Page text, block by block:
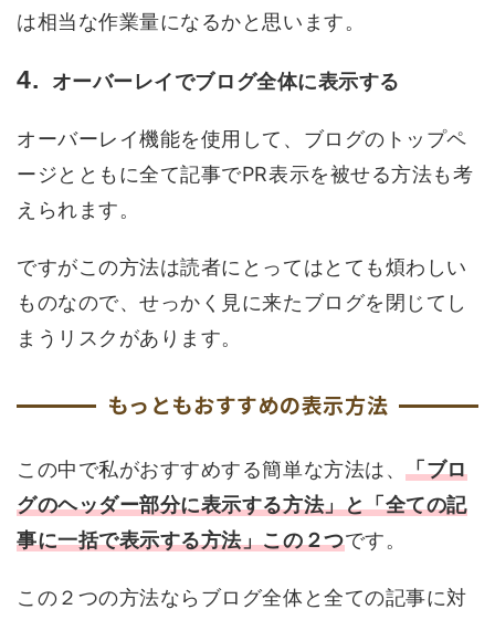
は相当な作業量になるかと思います。
オーバーレイでブログ全体に表示する
オーバーレイ機能を使用して、ブログのトップペ
ージとともに全て記事でPR表示を被せる方法も考
えられます。
ですがこの方法は読者にとってはとても煩わしい
ものなので、せっかく見に来たブログを閉じてし
まうリスクがあります。
もっともおすすめの表示方法
この中で私がおすすめする簡単な方法は、「ブロ
グのヘッダー部分に表示する方法」と「全ての記
事に一括で表示する方法」この２つです。
この２つの方法ならブログ全体と全ての記事に対